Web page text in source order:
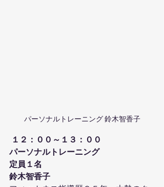
パーソナルトレーニング 鈴木智香子
１２：００～１３：００
パーソナルトレーニング
定員１名
鈴木智香子